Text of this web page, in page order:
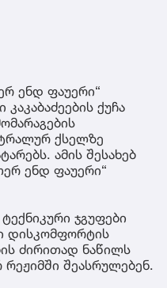
ენდ ფაუერი“
ქუჩა
ქსელზე
ამის შესახებ
ენდ ფაუერი“
ჯგუფები
დისკომფორტის
ძირითად ნაწილს
რეჟიმში შეასრულებენ.